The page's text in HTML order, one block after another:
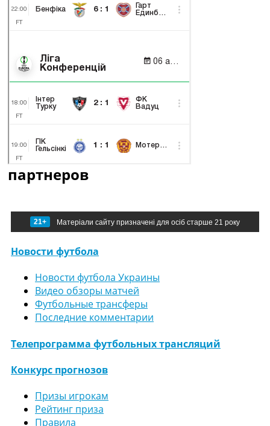
партнеров
21+ Матеріали сайту призначені для осіб старше 21 року
Новости футбола
Новости футбола Украины
Видео обзоры матчей
Футбольные трансферы
Последние комментарии
Телепрограмма футбольных трансляций
Конкурс прогнозов
Призы игрокам
Рейтинг приза
Правила